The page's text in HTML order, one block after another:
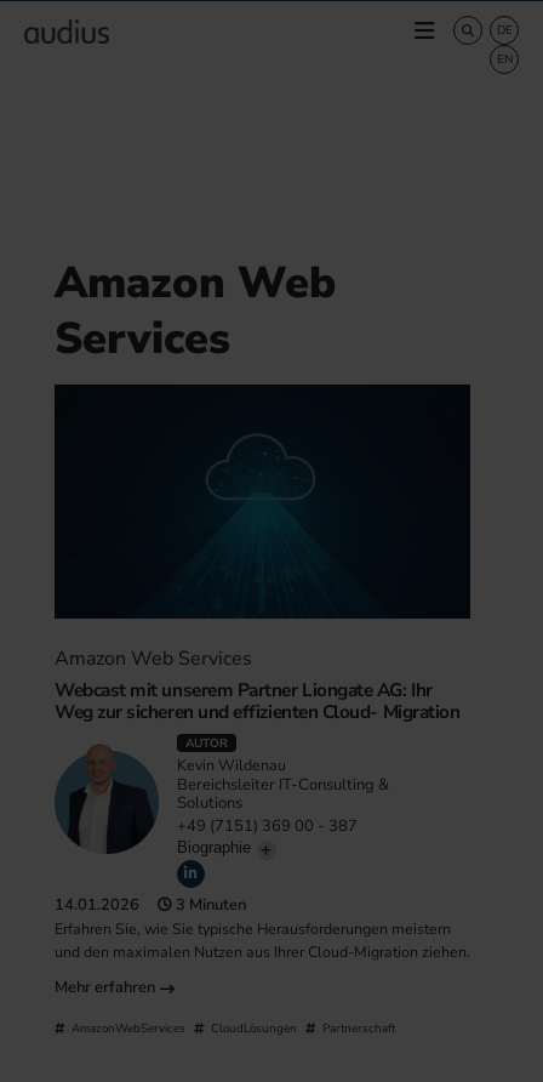
Amazon Web
Services
Amazon Web Services
Webcast mit unserem Partner Liongate AG: Ihr
Weg zur sicheren und effizienten Cloud- Migration
AUTOR
Kevin Wildenau
Bereichsleiter IT-Consulting &
Solutions
+49 (7151) 369 00 - 387
Biographie
14.01.2026 3 Minuten
Erfahren Sie, wie Sie typische Herausforderungen meistern
und den maximalen Nutzen aus Ihrer Cloud-Migration ziehen.
Mehr erfahren
AmazonWebServices CloudLösungen Partnerschaft